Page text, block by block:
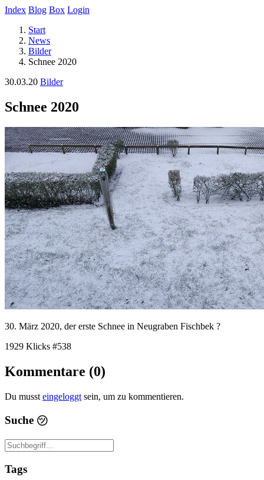
Index Blog Box Login
Start
News
Bilder
Schnee 2020
30.03.20 Bilder
Schnee 2020
30. März 2020, der erste Schnee in Neugraben Fischbek ?️
1929 Klicks #538
Kommentare (0)
Du musst eingeloggt sein, um zu kommentieren.
Suche ㋡
Tags